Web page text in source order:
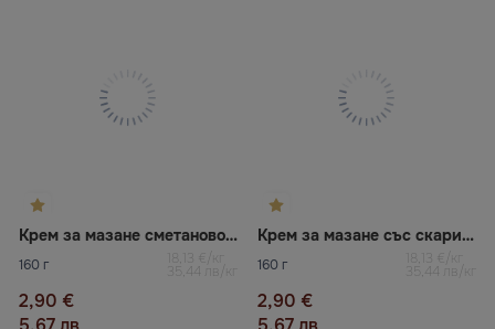
Крем за мазане сметаново-чеснов със скариди VELADIS
160 г 18,13 €/кг
35,44 лв/кг
2,90 €
Крем за мазане със скариди деликатесен VELADIS
160 г 18,13 €/кг
35,44 лв/кг
2,90 €